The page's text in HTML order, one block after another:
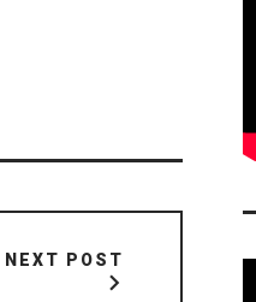
NEXT POST